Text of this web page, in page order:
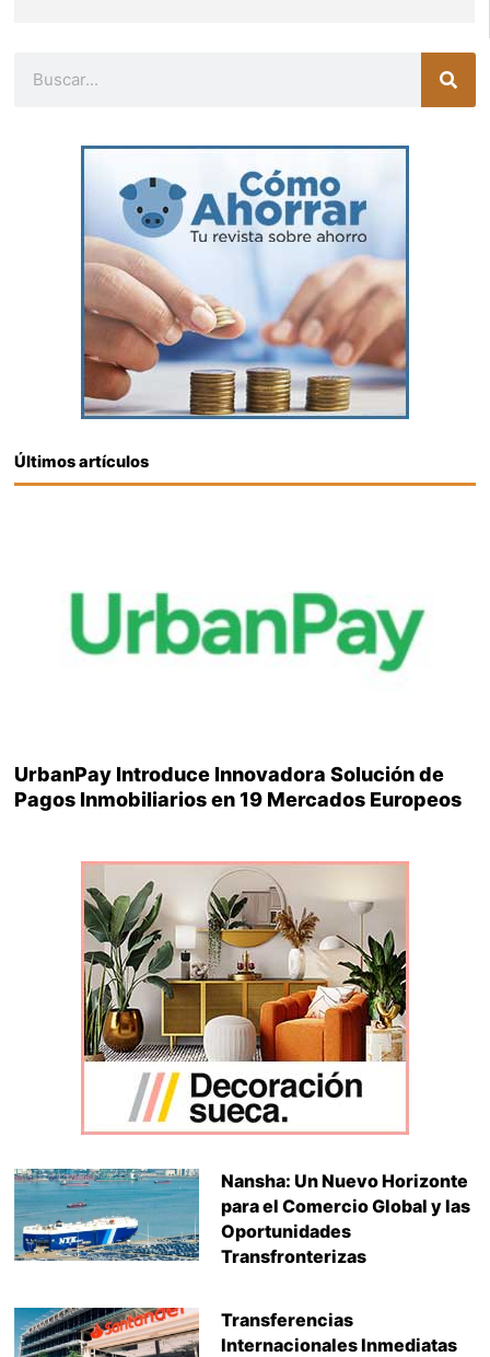
Últimos artículos
UrbanPay Introduce Innovadora Solución de
Pagos Inmobiliarios en 19 Mercados Europeos
Nansha: Un Nuevo Horizonte
para el Comercio Global y las
Oportunidades
Transfronterizas
Transferencias
Internacionales Inmediatas